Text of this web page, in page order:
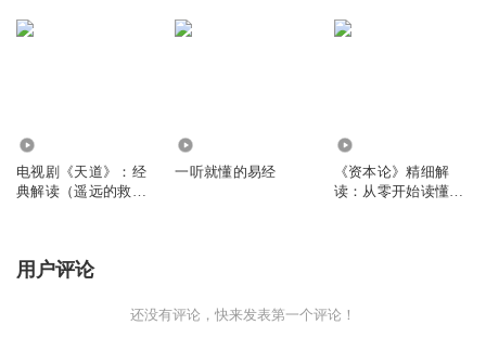
电视剧《天道》：经
典解读（遥远的救世
一听就懂的易经
《资本论》精细解
读：从零开始读懂经
用户评论
还没有评论，快来发表第一个评论！